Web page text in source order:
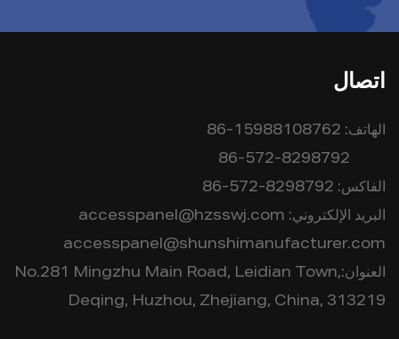
اتصال
الهاتف: 86-15988108762
86-572-8298792
الفاكس: 86-572-8298792
البريد الإلكتروني: accesspanel@hzsswj.com
accesspanel@shunshimanufacturer.com
العنوان:No.281 Mingzhu Main Road, Leidian Town,
Deqing, Huzhou, Zhejiang, China, 313219